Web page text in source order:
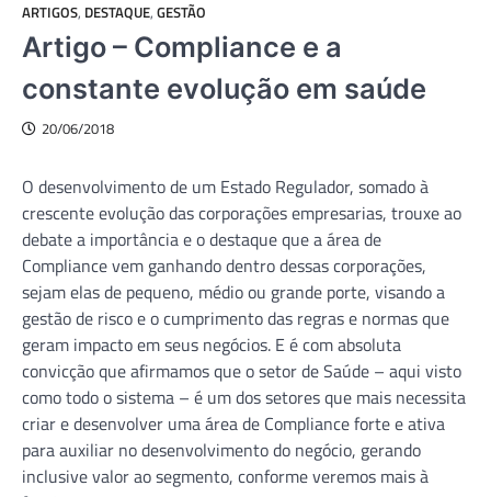
ARTIGOS, DESTAQUE, GESTÃO
Artigo – Compliance e a
constante evolução em saúde
20/06/2018
O desenvolvimento de um Estado Regulador, somado à
crescente evolução das corporações empresarias, trouxe ao
debate a importância e o destaque que a área de
Compliance vem ganhando dentro dessas corporações,
sejam elas de pequeno, médio ou grande porte, visando a
gestão de risco e o cumprimento das regras e normas que
geram impacto em seus negócios. E é com absoluta
convicção que afirmamos que o setor de Saúde – aqui visto
como todo o sistema – é um dos setores que mais necessita
criar e desenvolver uma área de Compliance forte e ativa
para auxiliar no desenvolvimento do negócio, gerando
inclusive valor ao segmento, conforme veremos mais à